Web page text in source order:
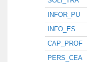
INFOR_PU
INFO_ES
CAP_PROF
PERS_CEA